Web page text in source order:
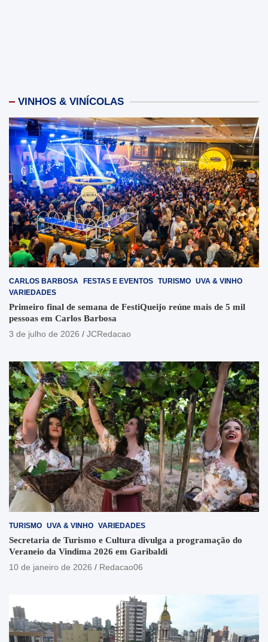
VINHOS & VINÍCOLAS
CARLOS BARBOSA FESTAS E EVENTOS TURISMO UVA & VINHO
VARIEDADES
Primeiro final de semana de FestiQueijo reúne mais de 5 mil
pessoas em Carlos Barbosa
3 de julho de 2026
JCRedacao
TURISMO UVA & VINHO VARIEDADES
Secretaria de Turismo e Cultura divulga a programação do
Veraneio da Vindima 2026 em Garibaldi
10 de janeiro de 2026
Redacao06